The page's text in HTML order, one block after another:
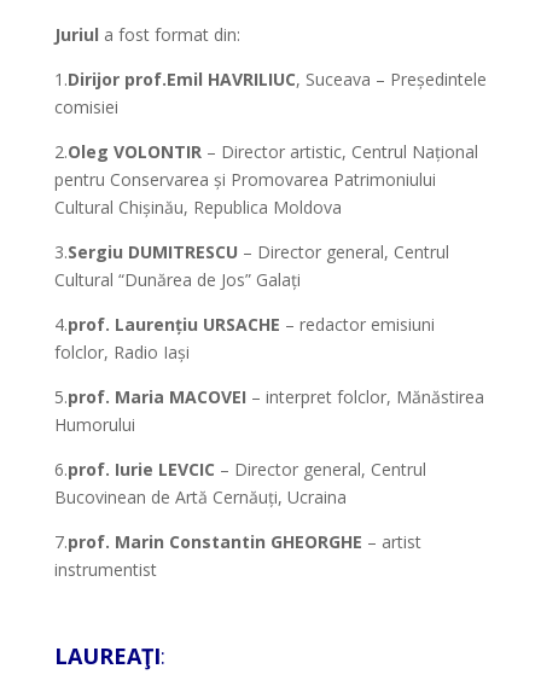
Juriul a fost format din:
1.Dirijor prof.Emil HAVRILIUC, Suceava – Președintele
comisiei
2.Oleg VOLONTIR– Director artistic, Centrul Național
pentru Conservarea și Promovarea Patrimoniului
Cultural Chișinău, Republica Moldova
3.Sergiu DUMITRESCU – Director general, Centrul
Cultural “Dunărea de Jos” Galați
4.prof. Laurențiu URSACHE – redactor emisiuni
folclor, Radio Iași
5.prof. Maria MACOVEI – interpret folclor, Mănăstirea
Humorului
6.prof. Iurie LEVCIC – Director general, Centrul
Bucovinean de Artă Cernăuți, Ucraina
7.prof. Marin Constantin GHEORGHE – artist
instrumentist
LAUREAŢI: